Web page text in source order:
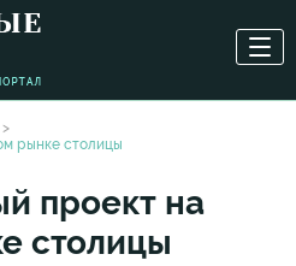
рынке столицы
проект на
столицы